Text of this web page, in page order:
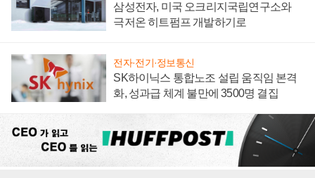
삼성전자, 미국 오크리지국립연구소와
극저온 히트펌프 개발하기로
전자·전기·정보통신
SK하이닉스 통합노조 설립 움직임 본격
화, 성과급 체계 불만에 3500명 결집